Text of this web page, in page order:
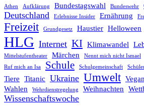
Athen Aufklärung Bundestagswahl Bundeswehr
Deutschland Erlebnisse Insider Ernährung
Freizeit Grundgesetz Haustier Helloween
HLG Internet KI Klimawandel
Mittelstufentheater
Märchen Nennt mich nicht Ismael
Ruf mich an Isa Schule Schulgemeinschaft
Tiere Titanic Ukraine Umwelt
Wahlen Wehrdienstregelung Weihnachten
Wissenschaftswoche